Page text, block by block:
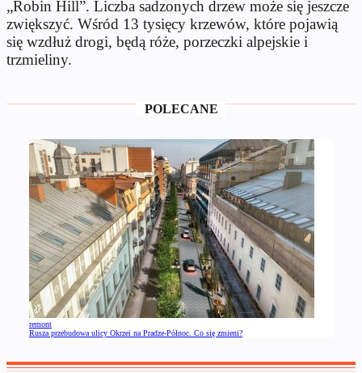
„Robin Hill”. Liczba sadzonych drzew może się jeszcze
zwiększyć. Wśród 13 tysięcy krzewów, które pojawią
się wzdłuż drogi, będą róże, porzeczki alpejskie i
trzmieliny.
POLECANE
remont
Rusza przebudowa ulicy Okrzei na Pradze-Północ. Co się zmieni?